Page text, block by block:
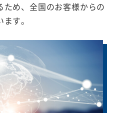
め、全国のお客様からの
す。